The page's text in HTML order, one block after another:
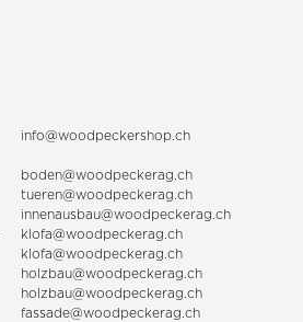
info@woodpeckershop.ch
boden@woodpeckerag.ch
tueren@woodpeckerag.ch
innenausbau@woodpeckerag.ch
klofa@woodpeckerag.ch
klofa@woodpeckerag.ch
holzbau@woodpeckerag.ch
holzbau@woodpeckerag.ch
fassade@woodpeckerag.ch